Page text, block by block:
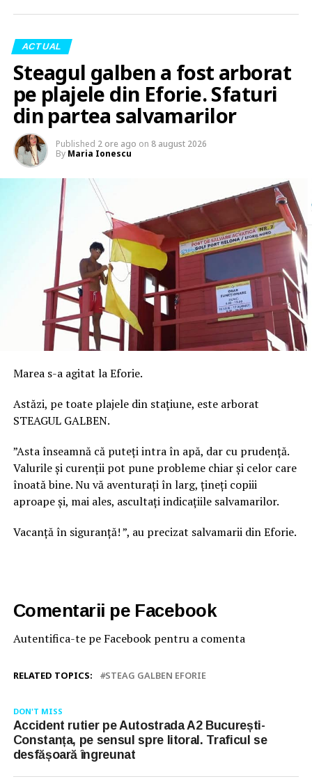
ACTUAL
Steagul galben a fost arborat
pe plajele din Eforie. Sfaturi
din partea salvamarilor
Published 2 ore ago on 8 august 2026
By Maria Ionescu
Marea s-a agitat la Eforie.
Astăzi, pe toate plajele din stațiune, este arborat
STEAGUL GALBEN.
”Asta înseamnă că puteți intra în apă, dar cu prudență.
Valurile și curenții pot pune probleme chiar și celor care
înoată bine. Nu vă aventurați în larg, țineți copiii
aproape și, mai ales, ascultați indicațiile salvamarilor.
Vacanță în siguranță! ”, au precizat salvamarii din Eforie.
Comentarii pe Facebook
Autentifica-te pe Facebook pentru a comenta
RELATED TOPICS: STEAG GALBEN EFORIE
DON'T MISS
Accident rutier pe Autostrada A2 București-
Constanța, pe sensul spre litoral. Traficul se
desfășoară îngreunat